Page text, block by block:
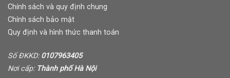
Chính sách và quy định chung
Chính sách bảo mật
Quy định và hình thức thanh toán
Số ĐKKD: 0107963405
Nơi cấp: Thành phố Hà Nội